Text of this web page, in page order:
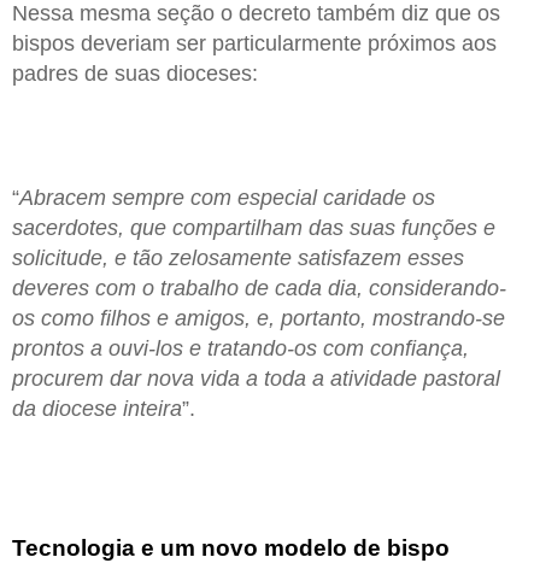
Nessa mesma seção o decreto também diz que os
bispos deveriam ser particularmente próximos aos
padres de suas dioceses:
“Abracem sempre com especial caridade os
sacerdotes, que compartilham das suas funções e
solicitude, e tão zelosamente satisfazem esses
deveres com o trabalho de cada dia, considerando-
os como filhos e amigos, e, portanto, mostrando-se
prontos a ouvi-los e tratando-os com confiança,
procurem dar nova vida a toda a atividade pastoral
da diocese inteira”.
Tecnologia e um novo modelo de bispo